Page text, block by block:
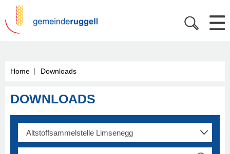
Home | Downloads
DOWNLOADS